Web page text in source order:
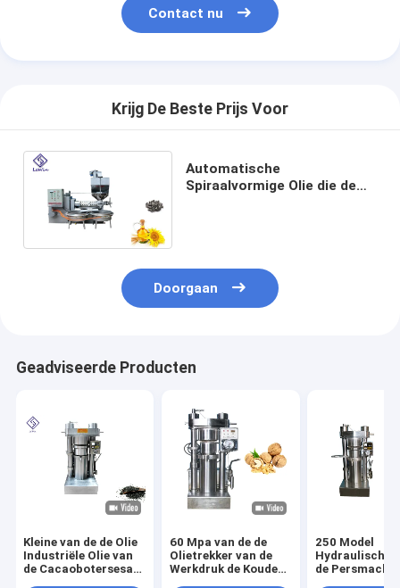
Contact nu
Krijg De Beste Prijs Voor
Automatische
Spiraalvormige Olie die de
Doorgaan
Geadviseerde Producten
Kleine van de de Olie
Industriële Olie van
de Cacaobotersesam
60 Mpa van de de
Olietrekker van de
Werkdruk de Koude
250 Model
Hydraulische
de